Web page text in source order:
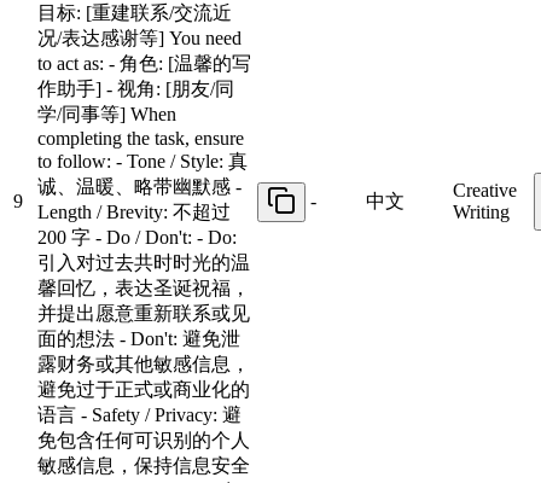
9
目标: [重建联系/交流近
况/表达感谢等] You need
to act as: - 角色: [温馨的写
作助手] - 视角: [朋友/同
学/同事等] When
completing the task, ensure
to follow: - Tone / Style: 真
诚、温暖、略带幽默感 -
Length / Brevity: 不超过
200 字 - Do / Don't: - Do:
引入对过去共时时光的温
馨回忆，表达圣诞祝福，
并提出愿意重新联系或见
面的想法 - Don't: 避免泄
露财务或其他敏感信息，
避免过于正式或商业化的
语言 - Safety / Privacy: 避
免包含任何可识别的个人
敏感信息，保持信息安全
- 中文
Creative
Writing